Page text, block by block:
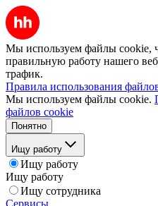
Мы используем файлы cookie,
правильную работу нашего
трафик.
Правила использования
Мы используем файлы cookie.
файлов cookie
Понятно
Ищу работу
Ищу работу
Ищу работу
Ищу сотрудника
Сервисы